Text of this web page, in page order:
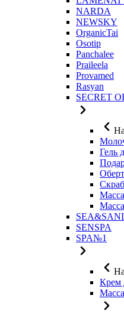
NARDA
NEWSKY
OrganicTai
Osotip
Panchalee
Praileela
Provamed
Rasyan
SECRET
Гель
SENSPA
SPA№1
Крем